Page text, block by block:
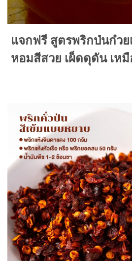
แจกฟรี สูตรพริกป่นก๋วย
หอมสีสวย เผ็ดดุดัน เหมื